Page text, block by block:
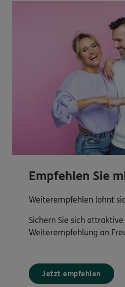
Empfehlen Sie
Weiterempfehlen lohnt
Sichern Sie sich
Weiterempfehlung an
Jetzt empfehlen